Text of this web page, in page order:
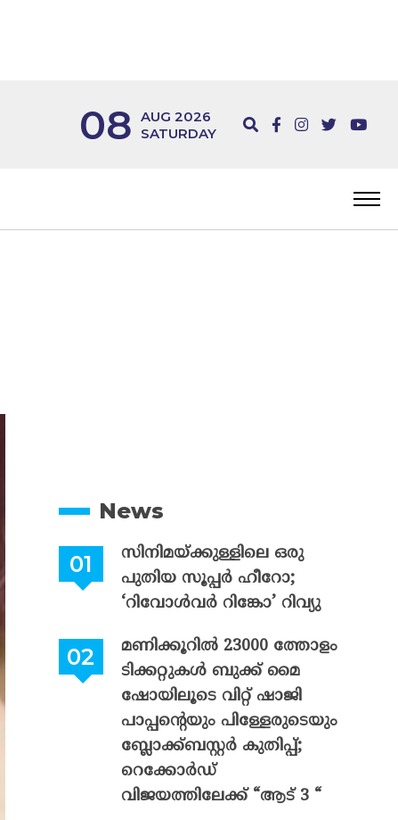
08 AUG 2026
SATURDAY
News
സിനിമയ്ക്കുള്ളിലെ ഒരു
പുതിയ സൂപ്പർ ഹീറോ;
‘റിവോൾവർ റിങ്കോ’ റിവ്യു
മണിക്കൂറിൽ 23000 ത്തോളം
ടിക്കറ്റുകൾ ബുക്ക് മൈ
ഷോയിലൂടെ വിറ്റ് ഷാജി
പാപ്പന്റെയും പിള്ളേരുടെയും
ബ്ലോക്ക്ബസ്റ്റർ കുതിപ്പ്;
റെക്കോർഡ്
വിജയത്തിലേക്ക് “ആട് 3 “